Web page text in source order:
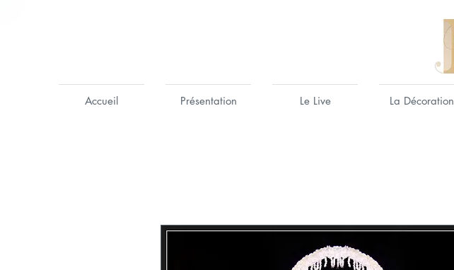
Accueil Présentation Le Live La Décoration